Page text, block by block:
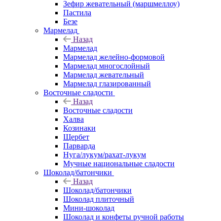
Зефир жевательный (маршмеллоу)
Пастила
Безе
Мармелад
Назад
Мармелад
Мармелад желейно-формовой
Мармелад многослойный
Мармелад жевательный
Мармелад глазированный
Восточные сладости
Назад
Восточные сладости
Халва
Козинаки
Щербет
Парварда
Нуга/лукум/рахат-лукум
Мучные национальные сладости
Шоколад/батончики
Назад
Шоколад/батончики
Шоколад плиточный
Мини-шоколад
Шоколад и конфеты ручной работы